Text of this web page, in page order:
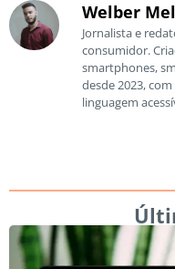
Welber
Jornalista e
consumidor.
smartphones,
desde 2023,
linguagem